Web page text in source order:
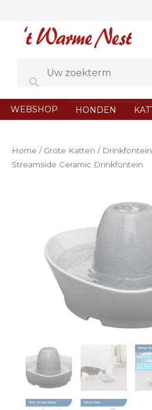
WEBSHOP HONDEN
Home / Grote Katten /
Streamside Ceramic Drinkfontein